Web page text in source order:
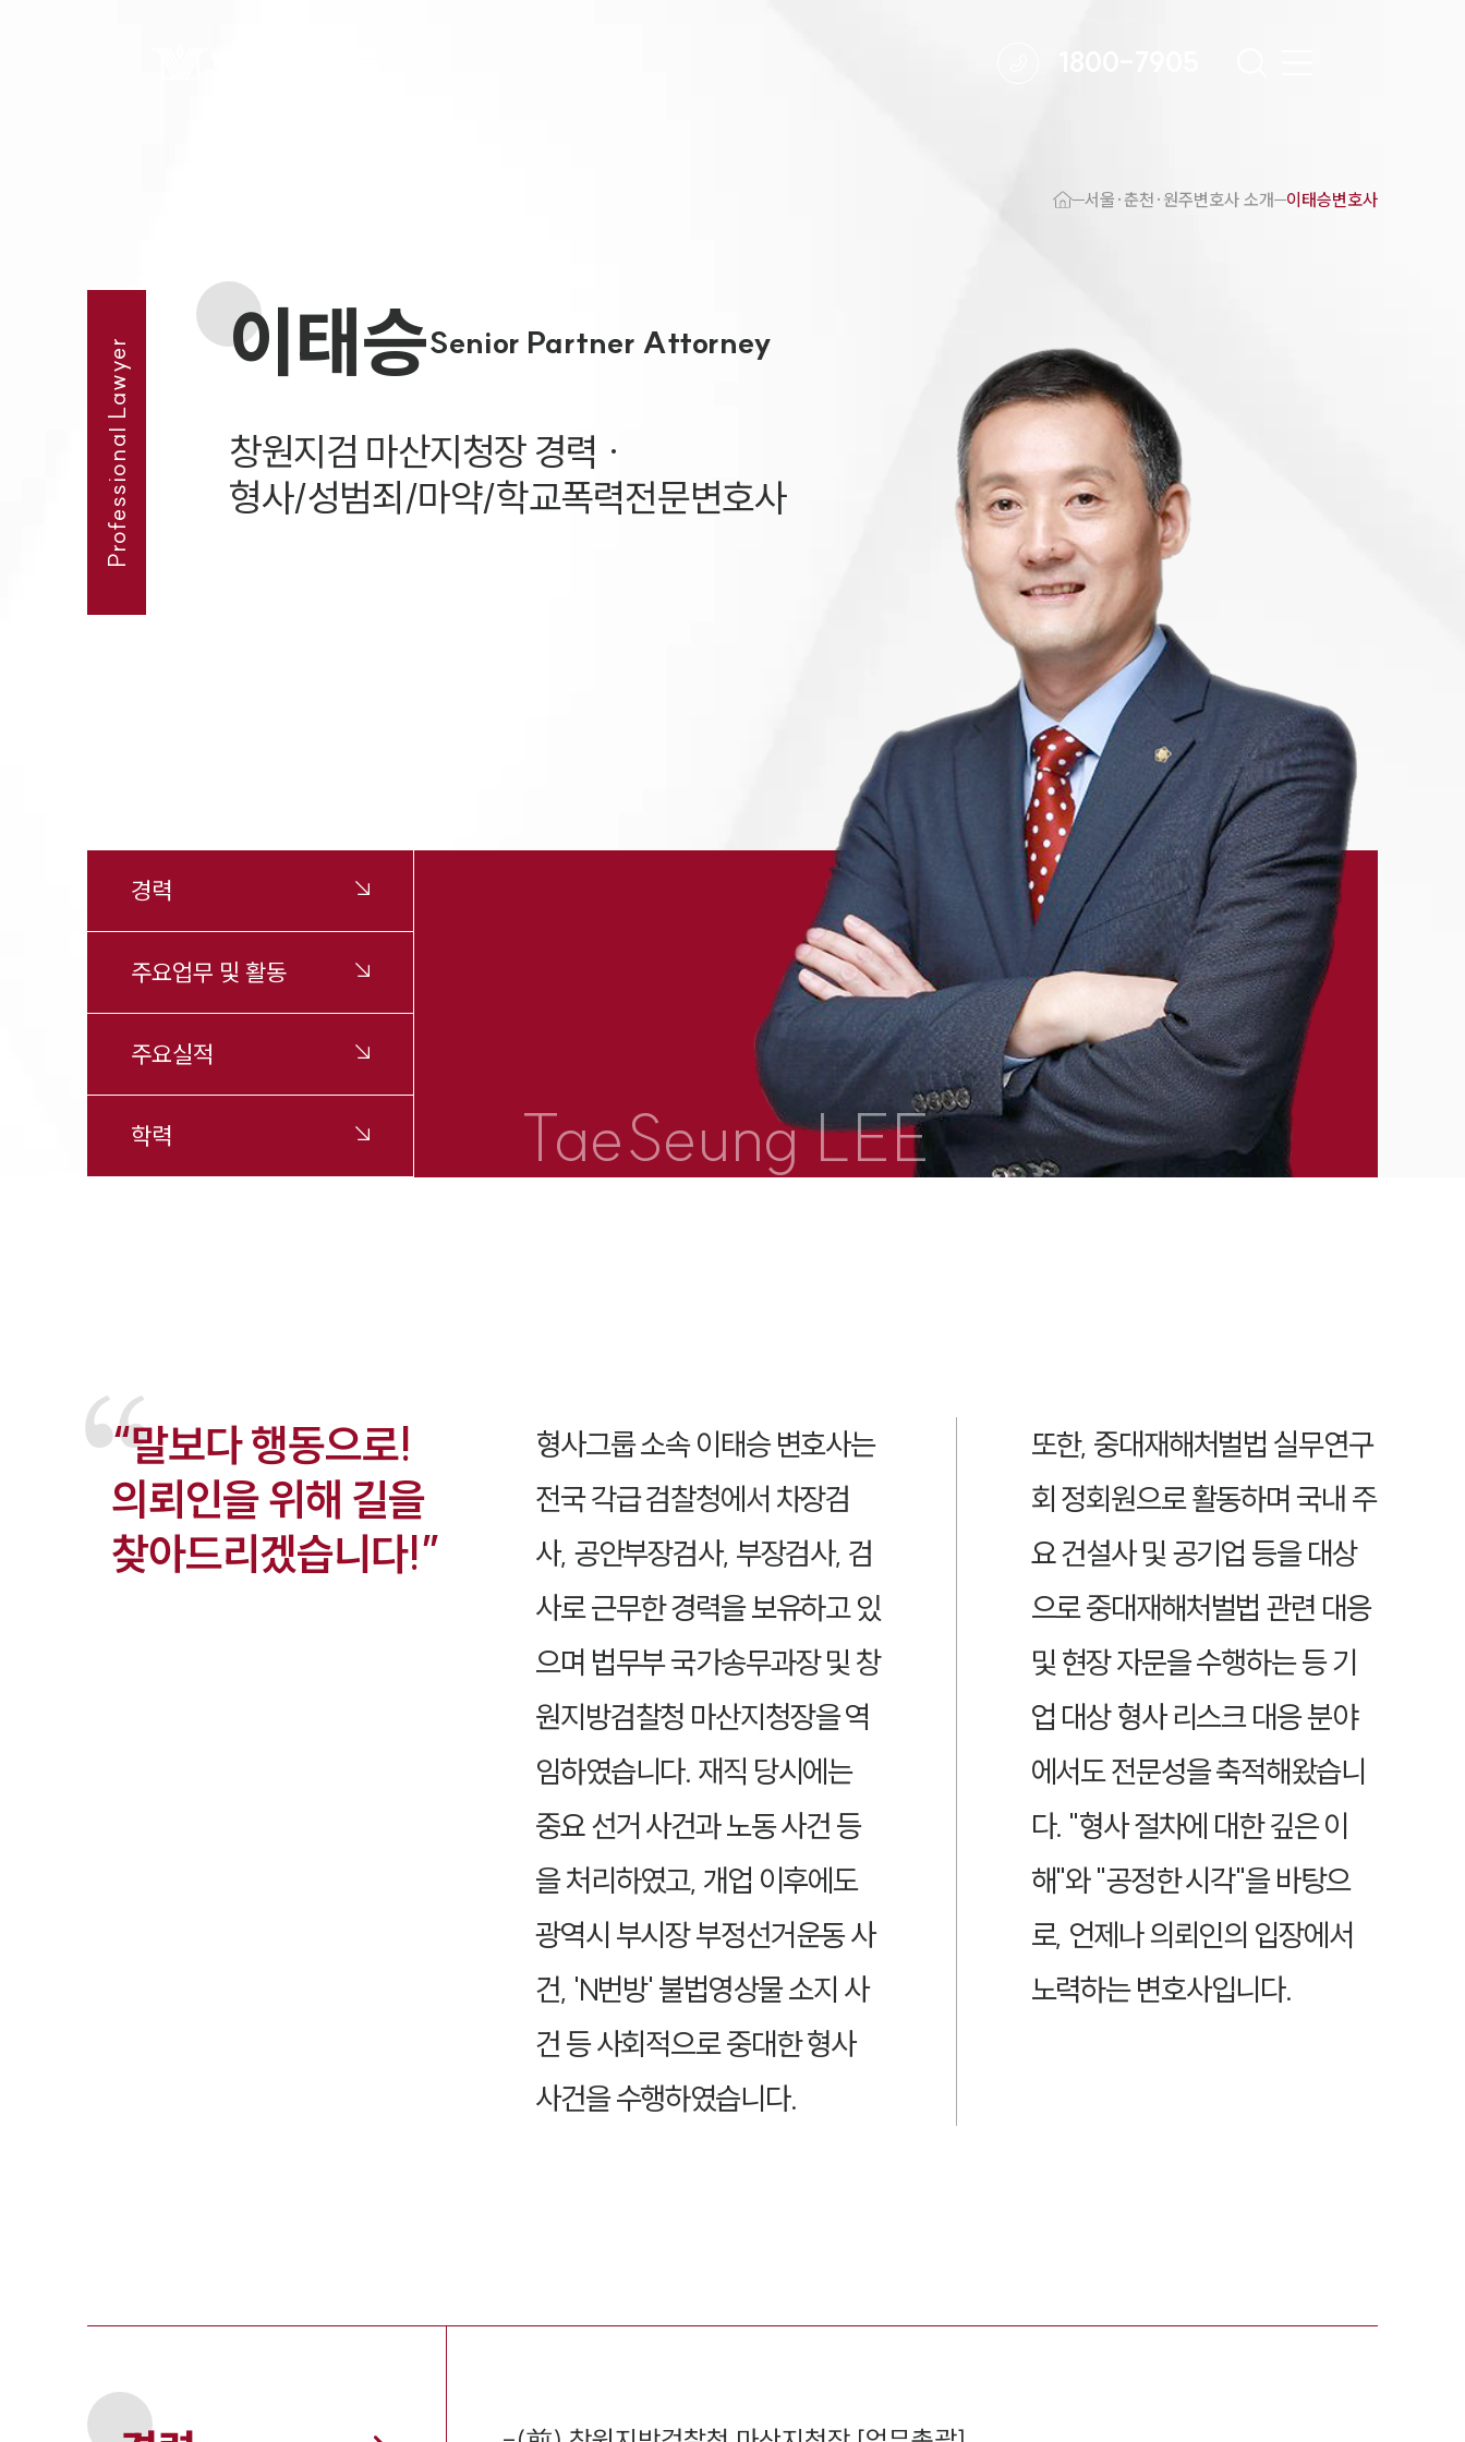
서울·춘천·원주변호사
원주음주운전·교통사고변호사
원주변호사 업무분야
원주변호사 주요 업무사례
원주 분사무소 오시는 길
원주변호사상담 상담접수
1800-7905
서울·춘천·원주변호사 소개 이태승변호사
Professional Lawyer Senior Partner Attorney
이태승
창원지검 마산지청장 경력 ·
형사/성범죄/마약/학교폭력전문변호사
경력
주요업무 및 활동
주요실적
학력 TaeSeung LEE
“말보다 행동으로!
의뢰인을 위해 길을
찾아드리겠습니다!”
형사그룹 소속 이태승 변호사는
전국 각급 검찰청에서 차장검
사, 공안부장검사, 부장검사, 검
사로 근무한 경력을 보유하고 있
으며 법무부 국가송무과장 및 창
원지방검찰청 마산지청장을 역
임하였습니다. 재직 당시에는
중요 선거 사건과 노동 사건 등
을 처리하였고, 개업 이후에도
광역시 부시장 부정선거운동 사
건, 'N번방' 불법영상물 소지 사
건 등 사회적으로 중대한 형사
사건을 수행하였습니다.
또한, 중대재해처벌법 실무연구
회 정회원으로 활동하며 국내 주
요 건설사 및 공기업 등을 대상
으로 중대재해처벌법 관련 대응
및 현장 자문을 수행하는 등 기
업 대상 형사 리스크 대응 분야
에서도 전문성을 축적해왔습니
다. "형사 절차에 대한 깊은 이
해"와 "공정한 시각"을 바탕으
로, 언제나 의뢰인의 입장에서
노력하는 변호사입니다.